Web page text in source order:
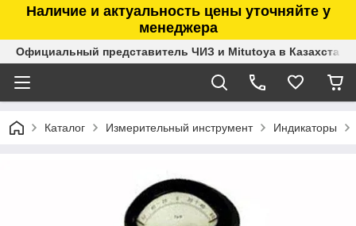
Наличие и актуальность цены уточняйте у
менеджера
Официальный представитель ЧИЗ и Mitutoya в Казахстане
Каталог Измерительный инструмент Индикаторы